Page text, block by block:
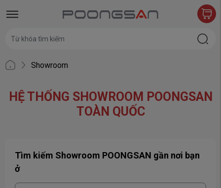
Showroom
HỆ THỐNG SHOWROOM POONGSAN
TOÀN QUỐC
Tìm kiếm Showroom POONGSAN gần nơi bạn
ở